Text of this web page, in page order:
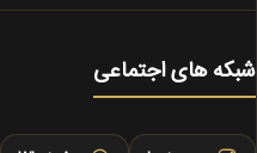
شبکه های اجتماعی